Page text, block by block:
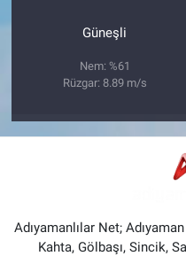
Güneşli
Nem: %61
Rüzgar: 8.89 m/s
Adıyamanlılar Net;
Kahta, Gölbaşı, Sincik,